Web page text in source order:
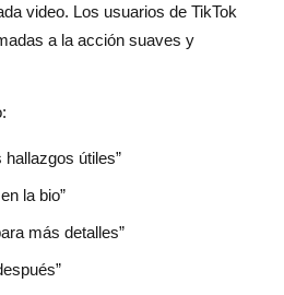
video. Los usuarios de TikTok
a la acción suaves y
útiles”
la bio”
más detalles”